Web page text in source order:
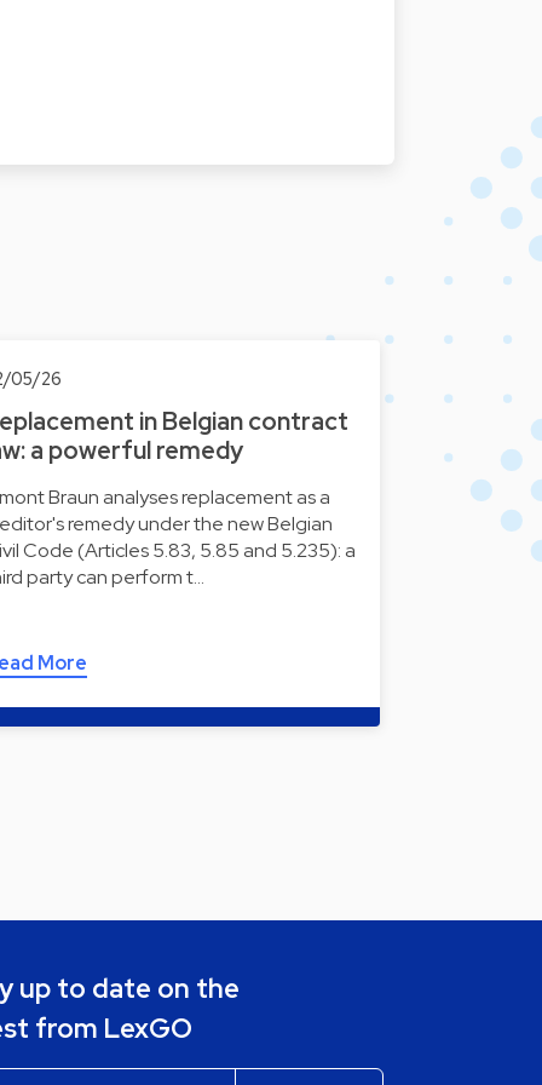
05/26
in Belgian contract
a powerful remedy
Braun analyses replacement as a
remedy under the new Belgian
Code (Articles 5.83, 5.85 and 5.235): a
party can perform t…
More
up to date on the
from LexGO